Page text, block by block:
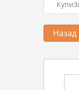
Назад